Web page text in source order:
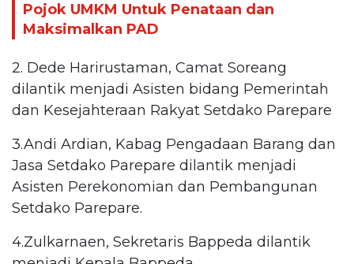
Pojok UMKM Untuk Penataan dan
Maksimalkan PAD
2. Dede Harirustaman, Camat Soreang
dilantik menjadi Asisten bidang Pemerintah
dan Kesejahteraan Rakyat Setdako Parepare
3.Andi Ardian, Kabag Pengadaan Barang dan
Jasa Setdako Parepare dilantik menjadi
Asisten Perekonomian dan Pembangunan
Setdako Parepare.
4.Zulkarnaen, Sekretaris Bappeda dilantik